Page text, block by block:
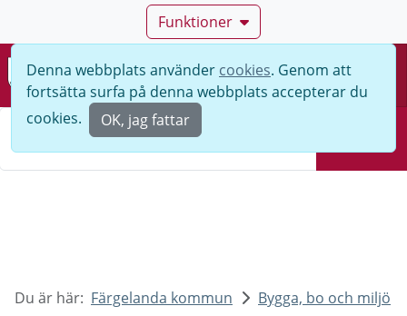
Funktioner
Meny
Denna webbplats använder cookies. Genom att
fortsätta surfa på denna webbplats accepterar du
cookies.
OK, jag fattar
Du är här: Färgelanda kommun
Bygga, bo och miljö